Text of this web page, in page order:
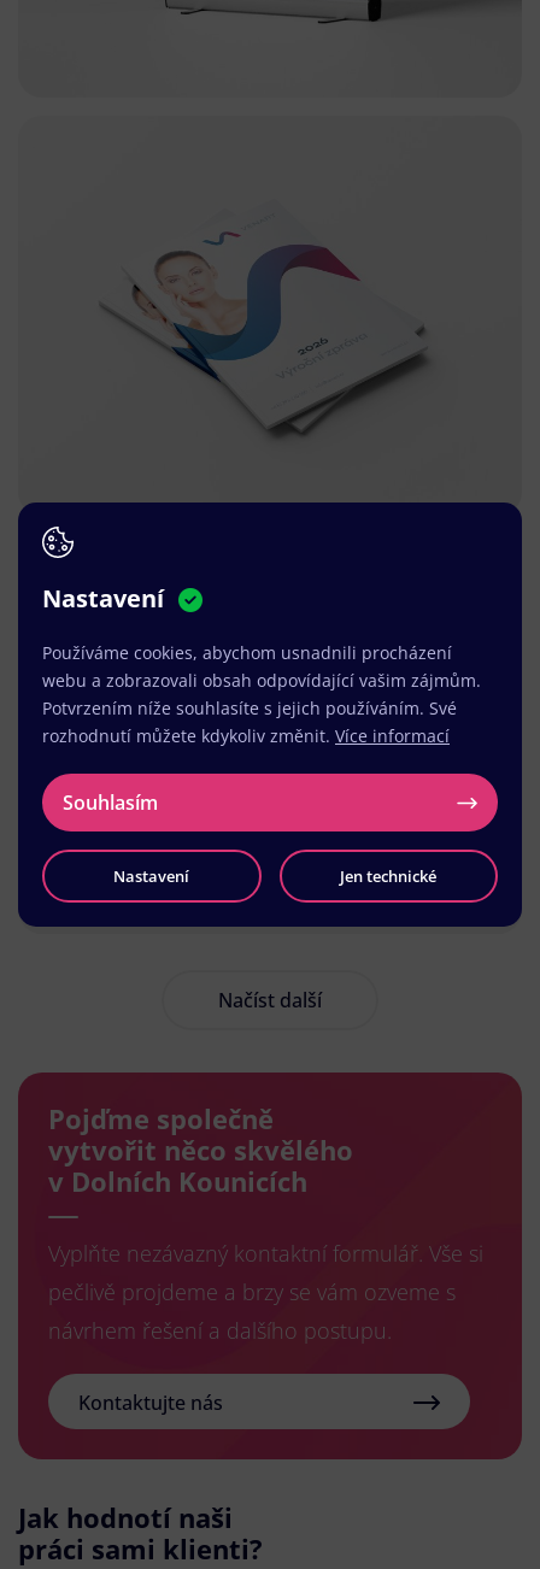
Načíst další
Pojďme společně
vytvořit něco skvělého
v Dolních Kounicích
Vyplňte nezávazný kontaktní formulář. Vše si
pečlivě projdeme a brzy se vám ozveme s
návrhem řešení a dalšího postupu.
Kontaktujte nás
Jak hodnotí naši
práci sami klienti?
Nastavení
Používáme cookies, abychom usnadnili procházení
webu a zobrazovali obsah odpovídající vašim zájmům.
Potvrzením níže souhlasíte s jejich používáním. Své
rozhodnutí můžete kdykoliv změnit. Více informací
Souhlasím
Nastavení Jen technické